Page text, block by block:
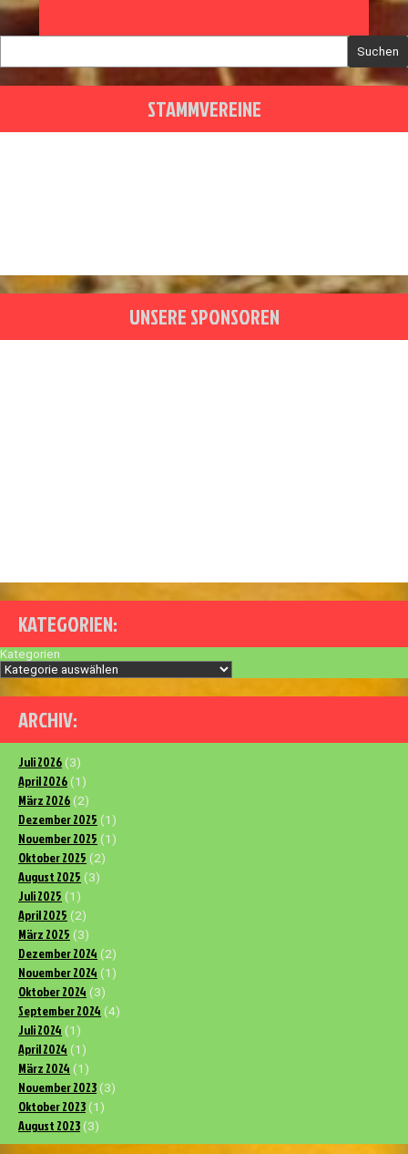
Suchen
STAMMVEREINE
UNSERE SPONSOREN
KATEGORIEN:
Kategorien
ARCHIV:
Juli 2026 (3)
April 2026 (1)
März 2026 (2)
Dezember 2025 (1)
November 2025 (1)
Oktober 2025 (2)
August 2025 (3)
Juli 2025 (1)
April 2025 (2)
März 2025 (3)
Dezember 2024 (2)
November 2024 (1)
Oktober 2024 (3)
September 2024 (4)
Juli 2024 (1)
April 2024 (1)
März 2024 (1)
November 2023 (3)
Oktober 2023 (1)
August 2023 (3)